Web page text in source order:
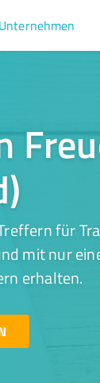
für
mit nur
erhalten.